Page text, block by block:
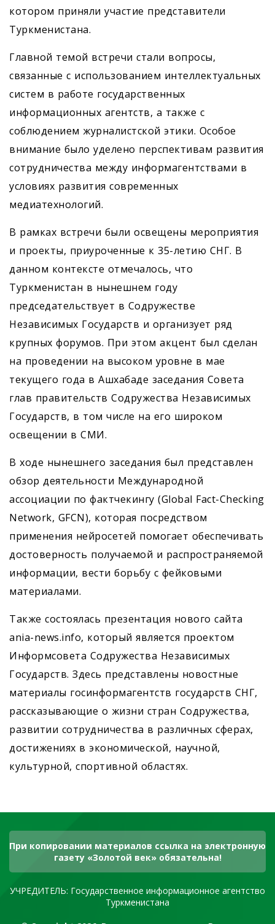
котором приняли участие представители
Туркменистана.
Главной темой встречи стали вопросы,
связанные с использованием интеллектуальных
систем в работе государственных
информационных агентств, а также с
соблюдением журналистской этики. Особое
внимание было уделено перспективам развития
сотрудничества между информагентствами в
условиях развития современных
медиатехнологий.
В рамках встречи были освещены мероприятия
и проекты, приуроченные к 35-летию СНГ. В
данном контексте отмечалось, что
Туркменистан в нынешнем году
председательствует в Содружестве
Независимых Государств и организует ряд
крупных форумов. При этом акцент был сделан
на проведении на высоком уровне в мае
текущего года в Ашхабаде заседания Совета
глав правительств Содружества Независимых
Государств, в том числе на его широком
освещении в СМИ.
В ходе нынешнего заседания был представлен
обзор деятельности Международной
ассоциации по фактчекингу (Global Fact-Checking
Network, GFCN), которая посредством
применения нейросетей помогает обеспечивать
достоверность получаемой и распространяемой
информации, вести борьбу с фейковыми
материалами.
Также состоялась презентация нового сайта
ania-news.info, который является проектом
Информсовета Содружества Независимых
Государств. Здесь представлены новостные
материалы госинформагентств государств СНГ,
рассказывающие о жизни стран Содружества,
развитии сотрудничества в различных сферах,
достижениях в экономической, научной,
культурной, спортивной областях.
При копировании материалов ссылка на электронную
газету «Золотой век» обязательна!
УЧРЕДИТЕЛЬ: Государственное информационное агентство
Туркменистана